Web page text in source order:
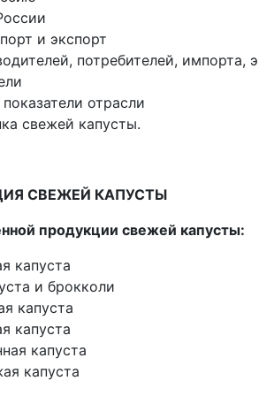
и экспорт
потребителей, импорта,
отрасли
свежей капусты.
СВЕЖЕЙ КАПУСТЫ
продукции свежей капусты:
капуста
и брокколи
капуста
капуста
капуста
капуста